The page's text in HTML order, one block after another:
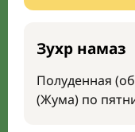
Зухр намаз
Полуденная
(Жума) по